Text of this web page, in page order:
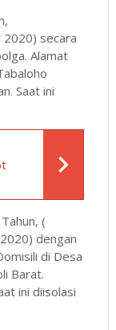
2020) secara
Alamat
Saat ini
(
dengan
di Desa
Barat.
ini diisolasi